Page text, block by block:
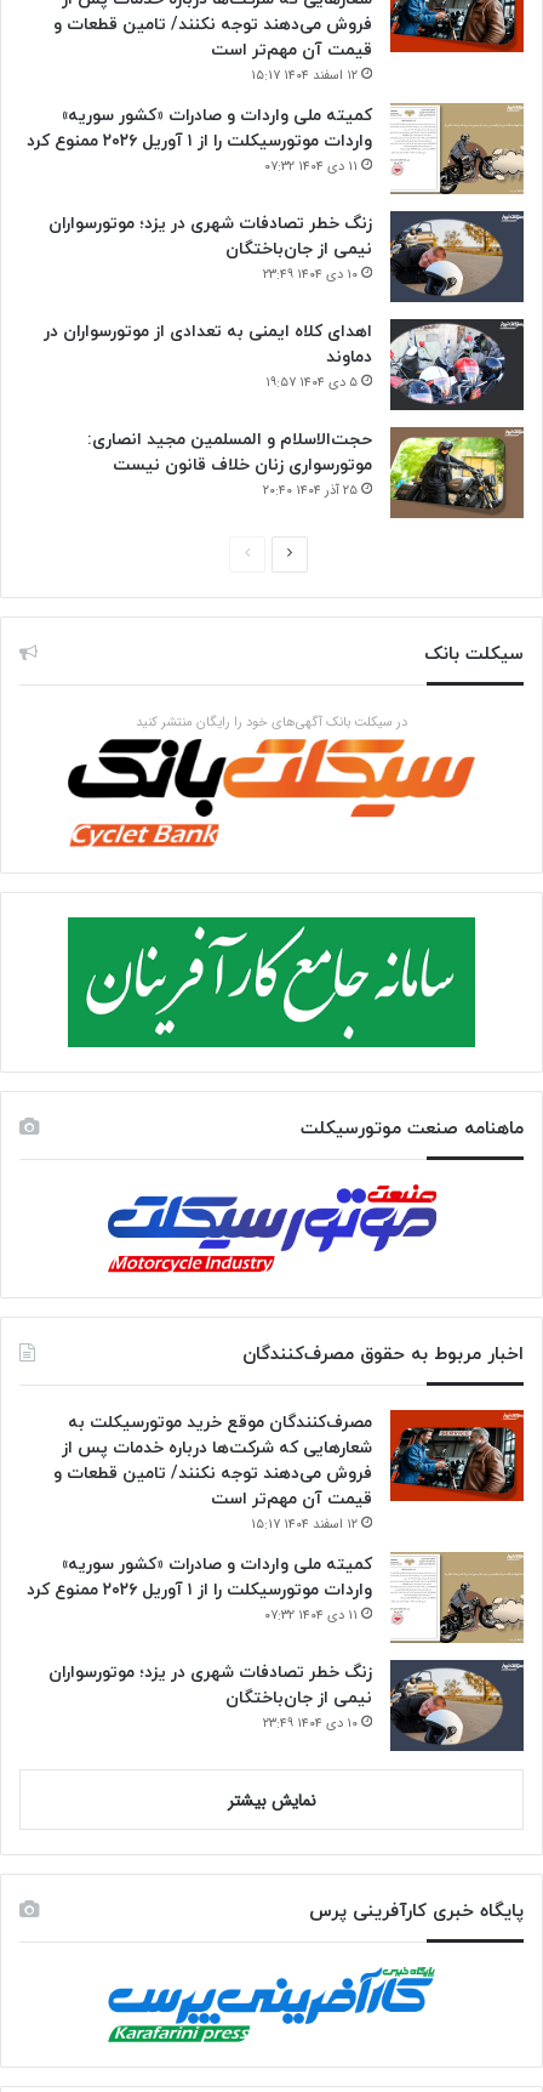
فروش می‌دهند توجه نکنند/ تامین قطعات و
قیمت آن مهم‌تر است
۱۲ اسفند ۱۴۰۴ ۱۵:۱۷
کمیته ملی واردات و صادرات «کشور سوریه»
واردات موتورسیکلت را از ۱ آوریل ۲۰۲۶ ممنوع کرد
۱۱ دی ۱۴۰۴ ۰۷:۳۲
زنگ خطر تصادفات شهری در یزد؛ موتورسواران
نیمی از جان‌باختگان
۱۰ دی ۱۴۰۴ ۲۳:۴۹
اهدای کلاه ایمنی به تعدادی از موتورسواران در
دماوند
۵ دی ۱۴۰۴ ۱۹:۵۷
حجت‌الاسلام و المسلمین مجید انصاری:
موتورسواری زنان خلاف قانون نیست
۲۵ آذر ۱۴۰۴ ۲۰:۴۰
صفحه
صفحه
سیکلت بانک
در سیکلت بانک آگهی‌های خود را رایگان منتشر کنید
ماهنامه صنعت موتورسیکلت
اخبار مربوط به حقوق مصرف‌کنندگان
مصرف‌کنندگان موقع خرید موتورسیکلت به
شعارهایی که شرکت‌ها درباره خدمات پس از
فروش می‌دهند توجه نکنند/ تامین قطعات و
قیمت آن مهم‌تر است
۱۲ اسفند ۱۴۰۴ ۱۵:۱۷
کمیته ملی واردات و صادرات «کشور سوریه»
واردات موتورسیکلت را از ۱ آوریل ۲۰۲۶ ممنوع کرد
۱۱ دی ۱۴۰۴ ۰۷:۳۲
زنگ خطر تصادفات شهری در یزد؛ موتورسواران
نیمی از جان‌باختگان
۱۰ دی ۱۴۰۴ ۲۳:۴۹
نمایش بیشتر
پایگاه خبری کارآفرینی پرس